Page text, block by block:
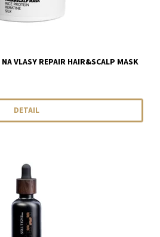
VLASY REPAIR HAIR&SCALP MASK
DETAIL